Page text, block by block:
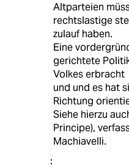
Altparteien
rechtslastige
zulauf haben.
Eine
gerichtete
Volkes erbracht
und und es hat
Richtung
Siehe hierzu
Principe),
Machiavelli.